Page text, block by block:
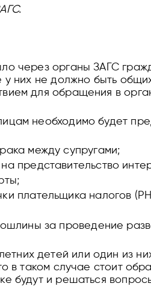
через органы ЗАГС
у них не должно быть
для обращения в
необходимо будет
между супругами;
представительство
плательщика налогов
за проведение
детей или один из
в таком случае стоит
будут и решаться